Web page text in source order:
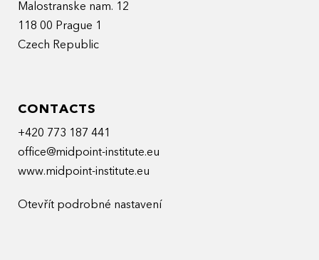
Malostranske nam. 12
118 00 Prague 1
Czech Republic
CONTACTS
+420 773 187 441
office@midpoint-institute.eu
www.midpoint-institute.eu
Otevřít podrobné nastavení